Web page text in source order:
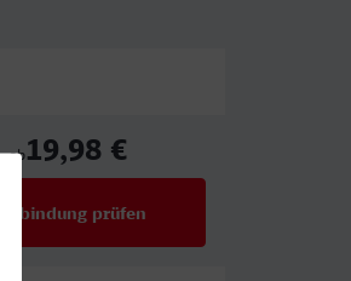
ab19,98 €
Verbindung prüfen